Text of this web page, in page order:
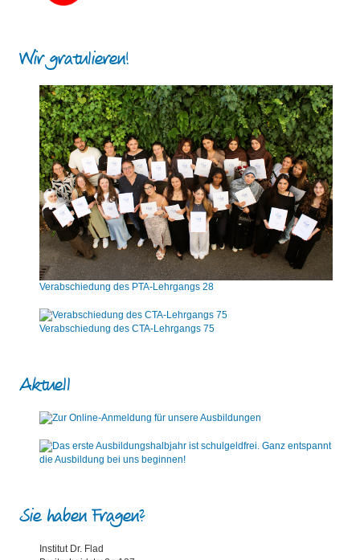
Wir gratulieren!
Verabschiedung des PTA-Lehrgangs 28
Verabschiedung des CTA-Lehrgangs 75
Aktuell
Sie haben Fragen?
Institut Dr. Flad